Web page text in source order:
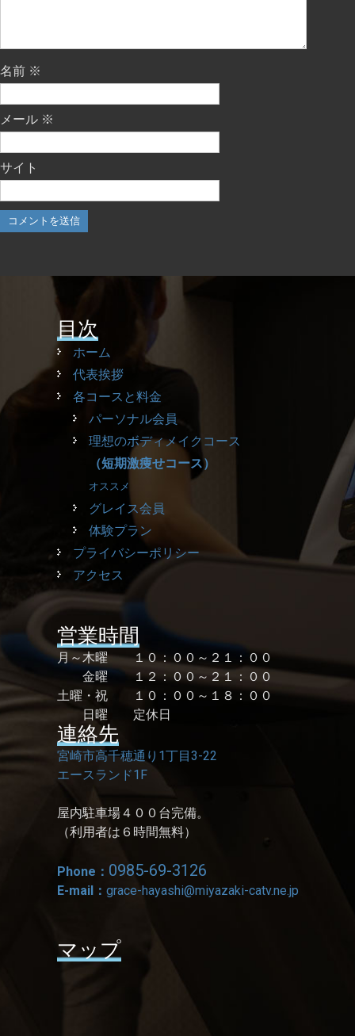
名前 ※
メール ※
サイト
目次
ホーム
代表挨拶
各コースと料金
パーソナル会員
理想のボディメイクコース
（短期激痩せコース）
オススメ
グレイス会員
体験プラン
プライバシーポリシー
アクセス
営業時間
月～木曜 １０：００～２１：００
金曜 １２：００～２１：００
土曜・祝 １０：００～１８：００
日曜 定休日
連絡先
宮崎市高千穂通り1丁目3-22
エースランド1F
屋内駐車場４００台完備。
（利用者は６時間無料）
Phone： 0985-69-3126
E-mail： grace-hayashi@miyazaki-catv.ne.jp
マップ